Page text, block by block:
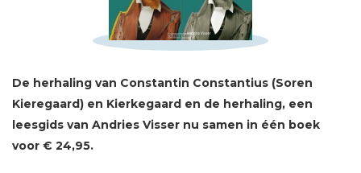
De herhaling van Constantin Constantius (Soren
Kieregaard) en Kierkegaard en de herhaling, een
leesgids van Andries Visser nu samen in één boek
voor € 24,95.
Bericht *